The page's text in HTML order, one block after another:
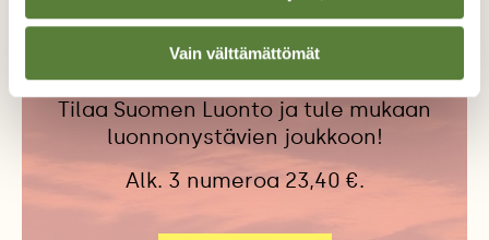
Vain välttämättömät
Tilaa Suomen Luonto
Tue ajankohtaista ja asiantuntevaa
luonto- ja ympäristöjournalismia.
Tilaa Suomen Luonto ja tule mukaan
luonnonystävien joukkoon!
Alk. 3 numeroa 23,40 €.